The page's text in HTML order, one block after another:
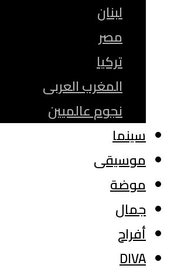
لبنان
مصر
تركيا
المغرب العربى
نجوم عالميين
سينما
موسيقى
موضة
جمال
أفراح
DIVA